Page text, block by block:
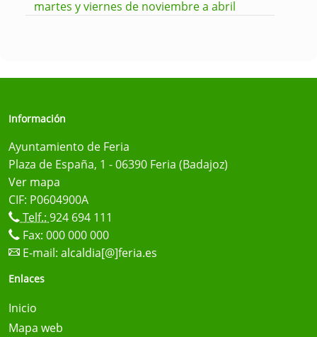
martes y viernes de noviembre a abril
Información
Ayuntamiento de Feria
Plaza de España, 1 - 06390 Feria (Badajoz)
Ver mapa
CIF: P0604900A
Telf.: 924 694 111
Fax: 000 000 000
E-mail: alcaldia[@]feria.es
Enlaces
Inicio
Mapa web